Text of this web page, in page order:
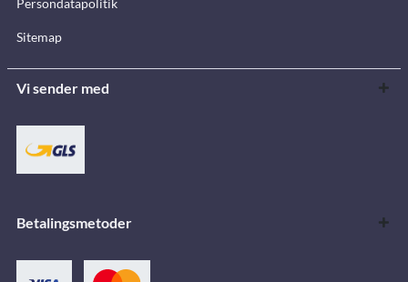
Persondatapolitik
Sitemap
Vi sender med
Betalingsmetoder